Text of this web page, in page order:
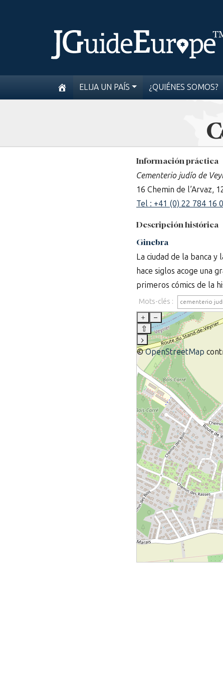
ELIJA UN PAÍS ¿QUIÉNES SOMOS?
Información práctica
Cementerio judío de
16 Chemin de l’Arvaz,
Tel : +41 (0) 22 784 16
Descripción histórica
Ginebra
La ciudad de la banca
hace siglos acoge una
primeros cómics de la
Mots-clés : cementerio
+
–
⇧
›
©OpenStreetMap